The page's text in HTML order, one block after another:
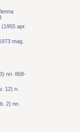
apr.
mag.
nn. 868-
12) n.
2) nn.